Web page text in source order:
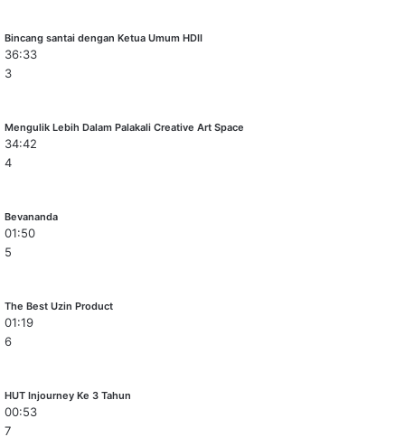
Bincang santai dengan Ketua Umum HDII
36:33
3
Mengulik Lebih Dalam Palakali Creative Art Space
34:42
4
Bevananda
01:50
5
The Best Uzin Product
01:19
6
HUT Injourney Ke 3 Tahun
00:53
7